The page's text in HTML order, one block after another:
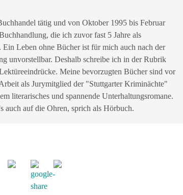
tätig und von Oktober 1995 bis Februar
die ich zuvor fast 5 Jahre als
Leben ohne Bücher ist für mich auch nach der
unvorstellbar. Deshalb schreibe ich in der Rubrik
Meine bevorzugten Bücher sind vor
als Jurymitglied der "Stuttgarter Kriminächte"
literarisches und spannende Unterhaltungsromane.
auch auf die Ohren, sprich als Hörbuch.